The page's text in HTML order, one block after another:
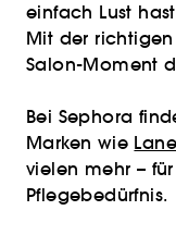
einfach Lust
Mit der
Salon-Moment
Bei Sephora
Marken wie
vielen mehr –
Pflegebedürfnis.